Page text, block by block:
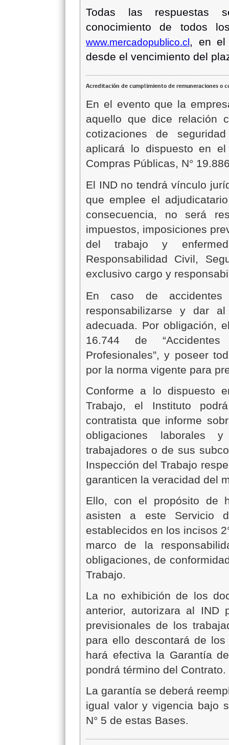
Todas las respuestas
conocimiento de todos
www.mercadopublico.cl , en el
desde el vencimiento del
Acreditación de cumplimiento de remuneraciones o
En el evento que la
aquello que dice relación
cotizaciones de
aplicará lo dispuesto en
Compras Públicas, N°
El IND no tendrá vínculo
que emplee el
consecuencia, no será
impuestos, imposiciones
del trabajo y
Responsabilidad Civil,
exclusivo cargo y
En caso de accidentes
responsabilizarse y dar
adecuada. Por obligación,
16.744 de
Profesionales”, y poseer
por la norma vigente para
Conforme a lo dispuesto
Trabajo, el Instituto
contratista que informe
obligaciones laborales
trabajadores o de sus
Inspección del Trabajo
garanticen la veracidad del
Ello, con el propósito de
asisten a este Servicio
establecidos en los incisos
marco de la
obligaciones, de
Trabajo.
La no exhibición de los
anterior, autorizara al
previsionales de los
para ello descontará de
hará efectiva la Garantía
pondrá término del Contrato.
La garantía se deberá
igual valor y vigencia bajo
N° 5 de estas Bases.